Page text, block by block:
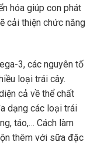
hóa giúp con phát
cải thiện chức năng
3, các nguyên tố
loại trái cây.
cả về thể chất
dạng các loại trái
táo,… Cách làm
thêm với sữa đặc